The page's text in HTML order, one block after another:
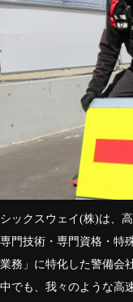
シックスウェイ(株)は、
専門技術・専門資格・特
業務」に特化した警備会
中でも、我々のような高